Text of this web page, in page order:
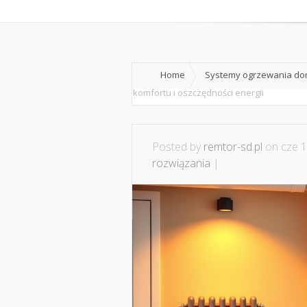
Home Systemy ogrzewania
komfortu i oszczędności energii
Posted by remtor-sd.pl on cze
rozwiązania |